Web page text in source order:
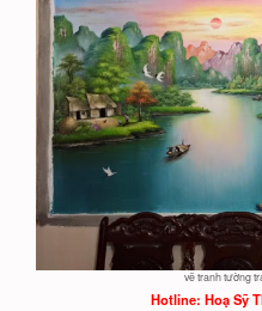
vẽ tranh tường
Hotline: HoạSỹ